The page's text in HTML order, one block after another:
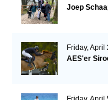
Joep
Friday, April
AES'er